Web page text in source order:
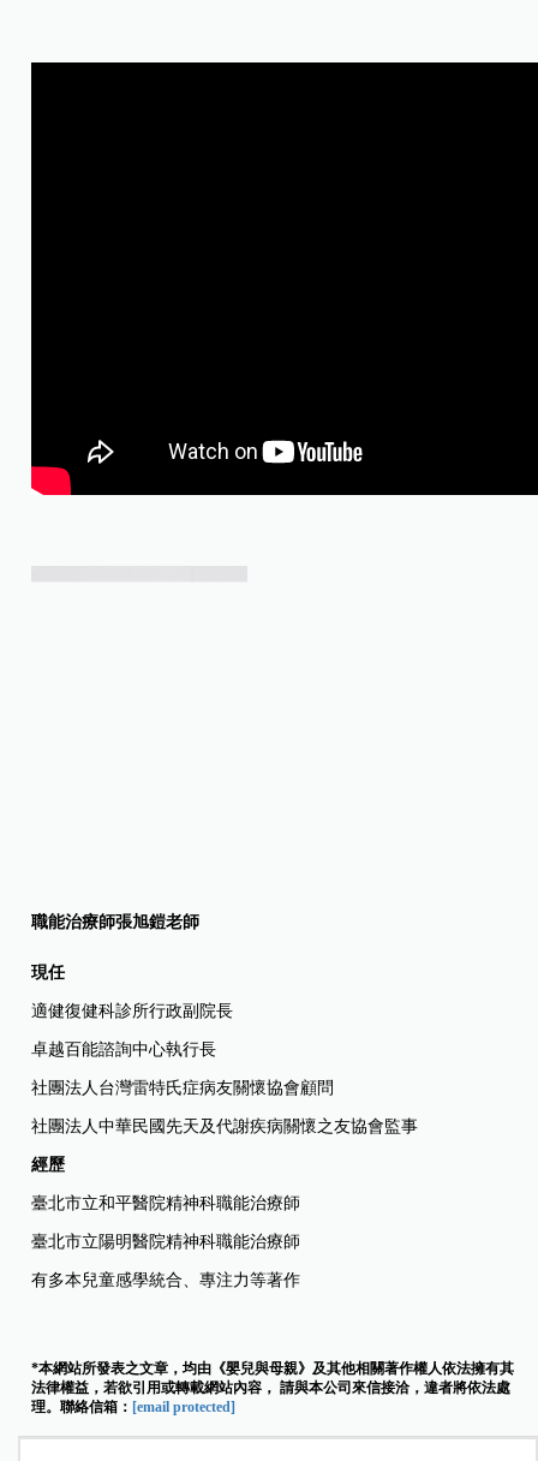
職能治療師張旭鎧老師
現任
適健復健科診所行政副院長
卓越百能諮詢中心執行長
社團法人台灣雷特氏症病友關懷協會顧問
社團法人中華民國先天及代謝疾病關懷之友協會監事
經歷
臺北市立和平醫院精神科職能治療師
臺北市立陽明醫院精神科職能治療師
有多本兒童感學統合、專注力等著作
*本網站所發表之文章，均由《嬰兒與母親》及其他相關著作權人依法擁有其
法律權益，若欲引用或轉載網站內容， 請與本公司來信接洽，違者將依法處
理。聯絡信箱： [email protected]